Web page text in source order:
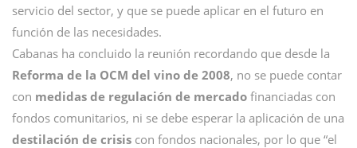
servicio del sector, y que se puede aplicar en el futuro en
función de las necesidades.
Cabanas ha concluido la reunión recordando que desde la
Reforma de la OCM del vino de 2008, no se puede contar
con medidas de regulación de mercado financiadas con
fondos comunitarios, ni se debe esperar la aplicación de una
destilación de crisis con fondos nacionales, por lo que “el